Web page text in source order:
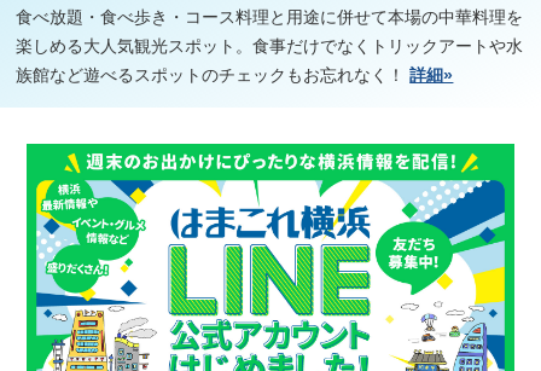
食べ放題・食べ歩き・コース料理と用途に併せて本場の中華料理を
楽しめる大人気観光スポット。食事だけでなくトリックアートや水
族館など遊べるスポットのチェックもお忘れなく！詳細»